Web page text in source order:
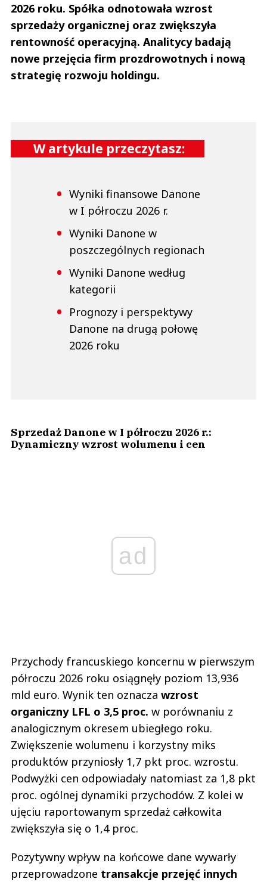
2026 roku. Spółka odnotowała wzrost
sprzedaży organicznej oraz zwiększyła
rentowność operacyjną. Analitycy badają
nowe przejęcia firm prozdrowotnych i nową
strategię rozwoju holdingu.
W artykule przeczytasz:
Wyniki finansowe Danone
w I półroczu 2026 r.
Wyniki Danone w
poszczególnych regionach
Wyniki Danone według
kategorii
Prognozy i perspektywy
Danone na drugą połowę
2026 roku
Sprzedaż Danone w I półroczu 2026 r.:
Dynamiczny wzrost wolumenu i cen
ad
Przychody francuskiego koncernu w pierwszym
półroczu 2026 roku osiągnęły poziom 13,936
mld euro. Wynik ten oznacza wzrost
organiczny LFL o 3,5 proc. w porównaniu z
analogicznym okresem ubiegłego roku.
Zwiększenie wolumenu i korzystny miks
produktów przyniosły 1,7 pkt proc. wzrostu.
Podwyżki cen odpowiadały natomiast za 1,8 pkt
proc. ogólnej dynamiki przychodów. Z kolei w
ujęciu raportowanym sprzedaż całkowita
zwiększyła się o 1,4 proc.
Pozytywny wpływ na końcowe dane wywarły
przeprowadzone transakcje przejęć innych